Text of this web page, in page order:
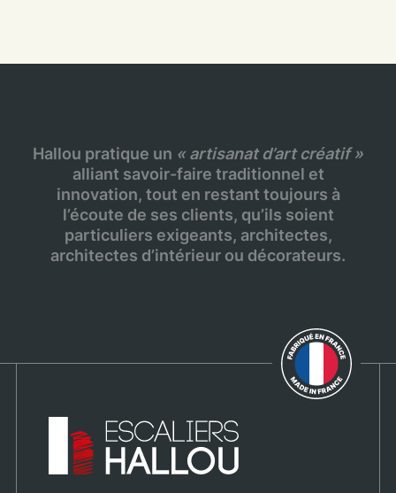
Hallou pratique un « artisanat d’art créatif »
alliant savoir-faire traditionnel et
innovation, tout en restant toujours à
l’écoute de ses clients, qu’ils soient
particuliers exigeants, architectes,
architectes d’intérieur ou décorateurs.